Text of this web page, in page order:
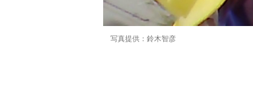
写真提供：鈴木智彦